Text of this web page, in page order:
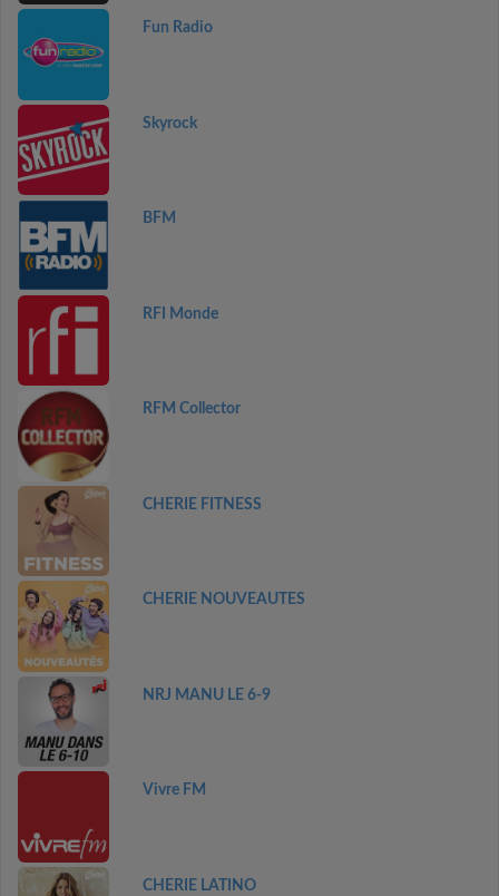
Fun Radio
Skyrock
BFM
RFI Monde
RFM Collector
CHERIE FITNESS
CHERIE NOUVEAUTES
NRJ MANU LE 6-9
Vivre FM
CHERIE LATINO